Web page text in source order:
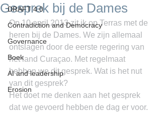
DRAFT 4.0
Contradiction and Democracy
Governance
Boek
AI and leadership
Erosion
Gesprek bij de Dames
Op 10 april 2013 zit ik op Terras met de
heren bij de Dames. We zijn allemaal
ontslagen door de eerste regering van
het land Curaçao. Met regelmaat
hebben we dit gesprek. Wat is het nut
van dit gesprek?
Het doet me denken aan het gesprek
dat we gevoerd hebben de dag er voor.